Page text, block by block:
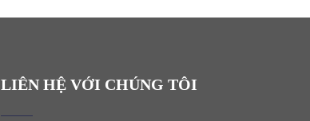
LIÊN HỆ VỚI CHÚNG TÔI